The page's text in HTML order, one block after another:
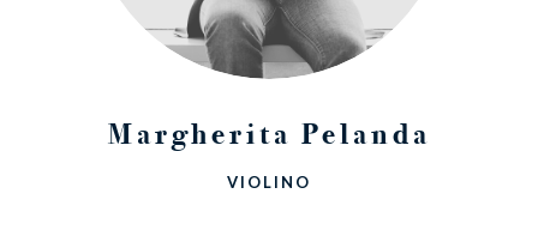
Margherita Pelanda
VIOLINO